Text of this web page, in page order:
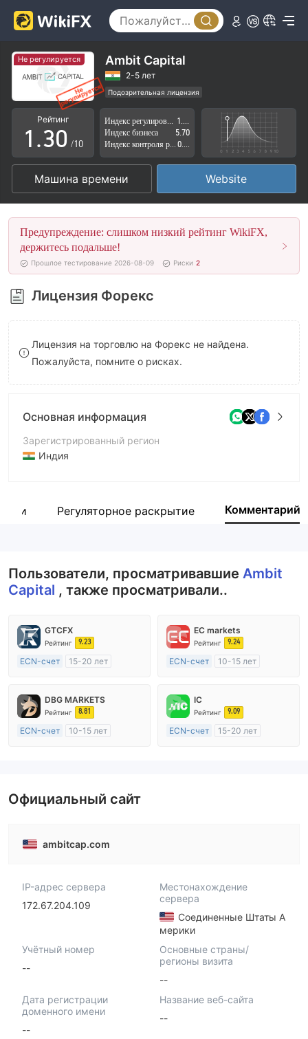
Не регулируется Ambit Capital
2-5 лет
Подозрительная лицензия
Регион деятельности подозрителен
Высокие потенциальные риски
Рейтинг
0
1
2
3
4
5
6
7
8
9
.
0
1
2
3
4
5
6
7
8
9
0
1
2
3
4
5
6
7
8
9
/10
Индекс бизнеса
5.70
Машина времени Website
Предупреждение: слишком низкий рейтинг WikiFX,
держитесь подальше!
Прошлое тестирование 2026-08-09 Риски 2
Лицензия Форекс
Лицензия на торговлю на Форекс не найдена.
Пожалуйста, помните о рисках.
Основная информация
Зарегистрированный регион
Индия
КомпанияРегуляторное раскрытие Комментарий
Пользователи, просматривавшие Ambit
Capital , также просматривали..
GTCFX
Рейтинг 9.23
ECN-счет
15-20 лет
Маркет-Мейкинг (MM)
Основной стандарт MT4
EC markets
Рейтинг 9.24
ECN-счет
10-15 лет
Маркет-Мейкинг (MM)
Основной стандарт MT4
DBG MARKETS
Рейтинг 8.81
ECN-счет
10-15 лет
IC
Рейтинг 9.09
ECN-счет
15-20 лет
Официальный сайт
ambitcap.com
IP-адрес сервера
172.67.204.109
Местонахождение
сервера
Соединенные Штаты А
мерики
Учётный номер
--
Основные страны/
регионы визита
--
Дата регистрации
доменного имени
--
Название веб-сайта
--